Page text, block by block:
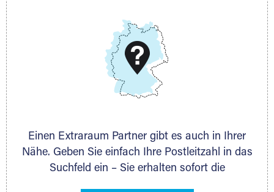
DMG Aktiengesellschaft
www.dmg-ag.com
Einen Extraraum Partner gibt es auch in Ihrer
Nähe. Geben Sie einfach Ihre Postleitzahl in das
Suchfeld ein – Sie erhalten sofort die